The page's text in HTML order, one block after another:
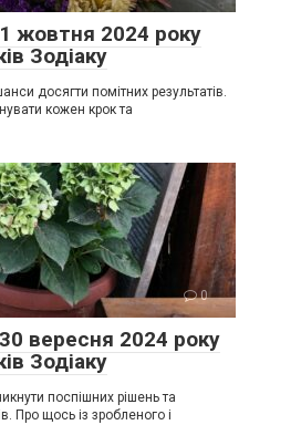
жовтня 2024 року
Зодіаку
досягти помітних результатів.
кожен крок та
0
вересня 2024 року
Зодіаку
поспішних рішень та
Про щось із зробленого і